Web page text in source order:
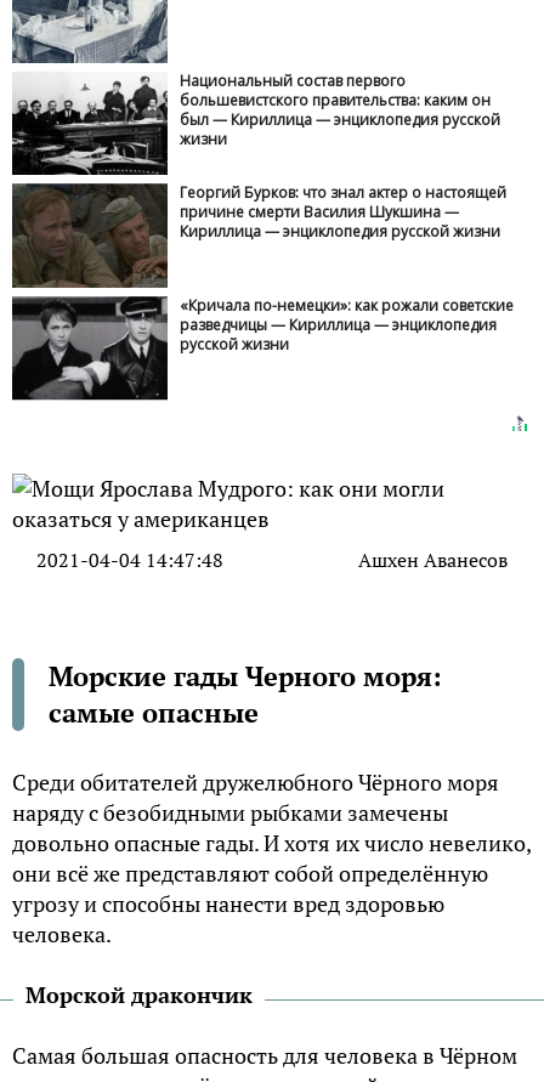
Национальный состав первого
большевистского правительства: каким он
был — Кириллица — энциклопедия русской
жизни
Георгий Бурков: что знал актер о настоящей
причине смерти Василия Шукшина —
Кириллица — энциклопедия русской жизни
«Кричала по-немецки»: как рожали советские
разведчицы — Кириллица — энциклопедия
русской жизни
2021-04-04 14:47:48 Ашхен Аванесов
Морские гады Черного моря:
самые опасные
Среди обитателей дружелюбного Чёрного моря
наряду с безобидными рыбками замечены
довольно опасные гады. И хотя их число невелико,
они всё же представляют собой определённую
угрозу и способны нанести вред здоровью
человека.
Морской дракончик
Самая большая опасность для человека в Чёрном